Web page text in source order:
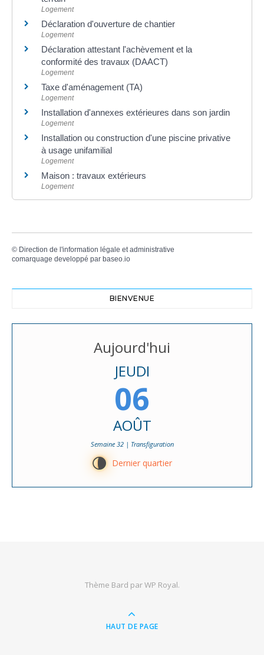
Logement
Déclaration d'ouverture de chantier
Logement
Déclaration attestant l'achèvement et la
conformité des travaux (DAACT)
Logement
Taxe d'aménagement (TA)
Logement
Installation d'annexes extérieures dans son jardin
Logement
Installation ou construction d'une piscine privative
à usage unifamilial
Logement
Maison : travaux extérieurs
Logement
© Direction de l'information légale et administrative
comarquage developpé par baseo.io
BIENVENUE
Aujourd'hui
JEUDI
06
AOÛT
Semaine 32 | Transfiguration
U Dernier quartier
Thème Bard parWP Royal.
HAUT DE PAGE